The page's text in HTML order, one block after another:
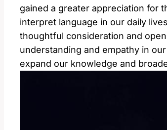
gained a greater appreciation for
interpret language in our daily
thoughtful consideration and
understanding and empathy in
expand our knowledge and